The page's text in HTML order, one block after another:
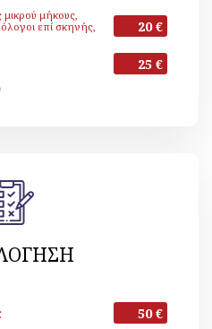
μικρού μήκους,
επί σκηνής,
20 €
25 €
50 €